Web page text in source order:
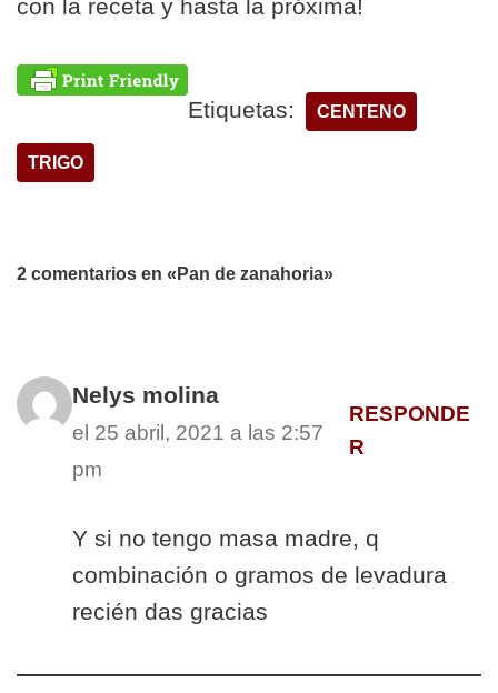
con la receta y hasta la próxima!
Etiquetas: CENTENO
TRIGO
2 comentarios en «Pan de zanahoria»
Nelys molina
el 25 abril, 2021 a las 2:57
pm
RESPONDE
R
Y si no tengo masa madre, q
combinación o gramos de levadura
recién das gracias